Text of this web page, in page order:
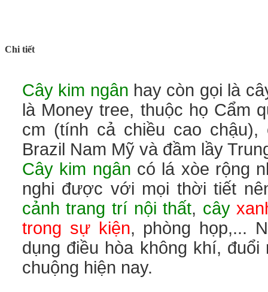
Chi tiết
Cây kim ngân hay còn gọi là
là Money tree, thuộc họ Cẩm
cm (tính cả chiều cao
Brazil Nam Mỹ và đầm lầy
Cây kim ngân có lá xòe rộng
nghi được với mọi thời tiết
cảnh trang trí nội thất, cây
trong sự kiện, phòng họp,...
dụng điều hòa không khí,
chuộng hiện nay.